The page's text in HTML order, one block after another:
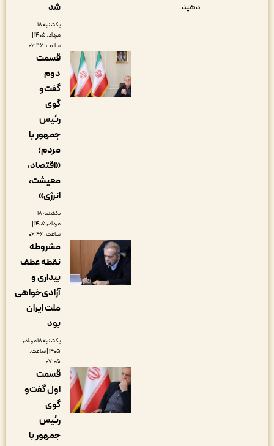
مرداد, ۱۴۰۵ |
قسمت
دوم
گفت‌و
جمهور با
«اقتصاد،
معیشت،
مرداد, ۱۴۰۵ |
مشروطه
نقطه عطف
بیداری و
آزادی‌خواهی
ملت ایران
یکشنبه ۱۸ مرداد,
۱۴۰۵ | ساعت:
قسمت
اول گفت‌و
گوی
جمهور با